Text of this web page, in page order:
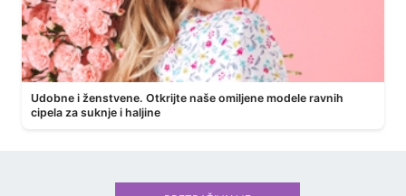
Udobne i ženstvene. Otkrijte naše omiljene modele ravnih
cipela za suknje i haljine